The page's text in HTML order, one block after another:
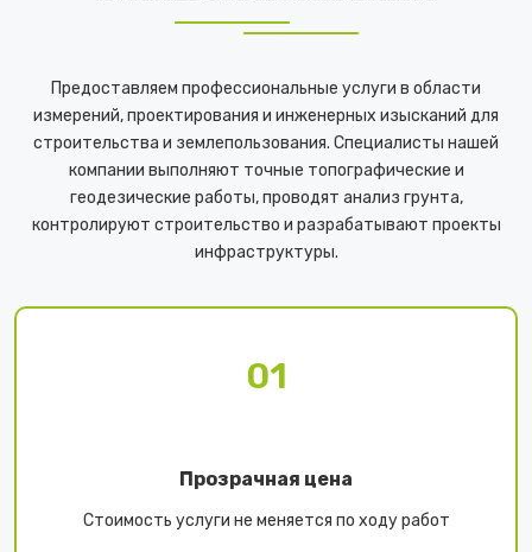
Предоставляем профессиональные услуги в области
измерений, проектирования и инженерных изысканий для
строительства и землепользования. Специалисты нашей
компании выполняют точные топографические и
геодезические работы, проводят анализ грунта,
контролируют строительство и разрабатывают проекты
инфраструктуры.
01
Прозрачная цена
Стоимость услуги не меняется по ходу работ